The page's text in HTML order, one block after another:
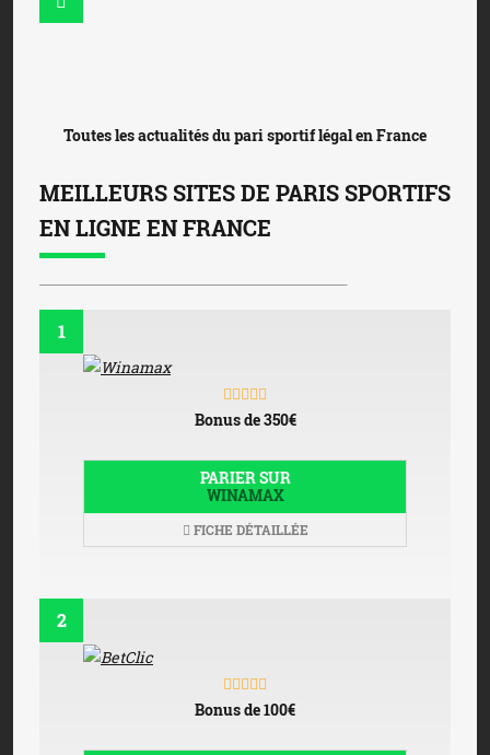
Toutes les actualités du pari sportif légal en France
MEILLEURS SITES DE PARIS SPORTIFS
EN LIGNE EN FRANCE
1
Bonus de 350€
PARIER SUR
WINAMAX
FICHE DÉTAILLÉE
2
Bonus de 100€